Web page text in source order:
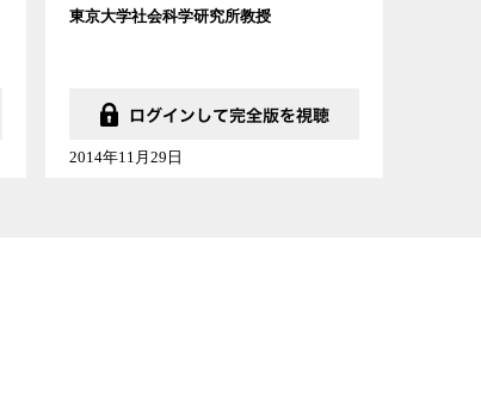
東京大学社会科学研究所教授
2014年11月29日